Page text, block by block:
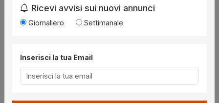
Ponte ,
da€ 195.337,00
Ricevi avvisi sui nuovi annunci
Giornaliero Settimanale
Inserisci la tua Email